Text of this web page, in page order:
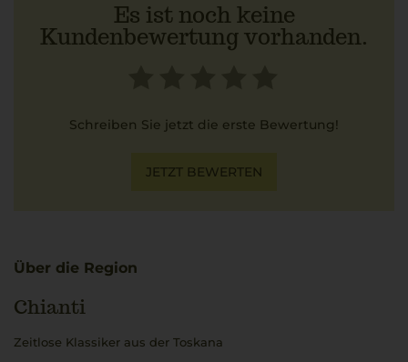
Es ist noch keine
Kundenbewertung vorhanden.
Schreiben Sie jetzt die erste Bewertung!
JETZT BEWERTEN
Über die Region
Chianti
Zeitlose Klassiker aus der Toskana